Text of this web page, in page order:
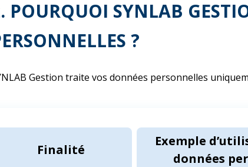
POURQUOI SYNLAB
?
Gestion traite vos données personnelles
Finalité
Exemple
données